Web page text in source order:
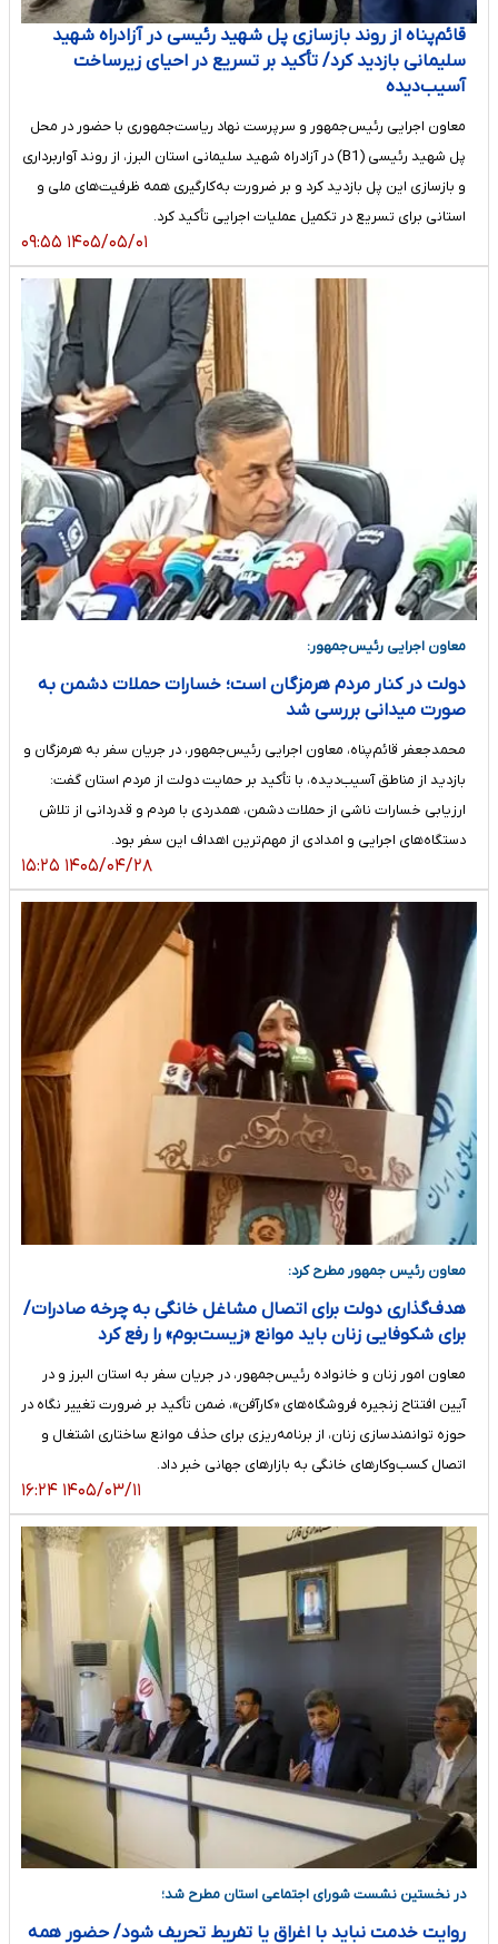
قائم‌پناه از روند بازسازی پل شهید رئیسی در آزادراه شهید
سلیمانی بازدید کرد/ تأکید بر تسریع در احیای زیرساخت
آسیب‌دیده
معاون اجرایی رئیس‌جمهور و سرپرست نهاد ریاست‌جمهوری با حضور در محل
پل شهید رئیسی (B1) در آزادراه شهید سلیمانی استان البرز، از روند آواربرداری
و بازسازی این پل بازدید کرد و بر ضرورت به‌کارگیری همه ظرفیت‌های ملی و
استانی برای تسریع در تکمیل عملیات اجرایی تأکید کرد.
۱۴۰۵/۰۵/۰۱ ۰۹:۵۵
معاون اجرایی رئیس‌جمهور:
دولت در کنار مردم هرمزگان است؛ خسارات حملات دشمن به
صورت میدانی بررسی شد
محمدجعفر قائم‌پناه، معاون اجرایی رئیس‌جمهور، در جریان سفر به هرمزگان و
بازدید از مناطق آسیب‌دیده، با تأکید بر حمایت دولت از مردم استان گفت:
ارزیابی خسارات ناشی از حملات دشمن، همدردی با مردم و قدردانی از تلاش
دستگاه‌های اجرایی و امدادی از مهم‌ترین اهداف این سفر بود.
۱۴۰۵/۰۴/۲۸ ۱۵:۲۵
معاون رئیس جمهور مطرح کرد:
هدف‌گذاری دولت برای اتصال مشاغل خانگی به چرخه صادرات/
برای شکوفایی زنان باید موانع «زیست‌بوم» را رفع کرد
معاون امور زنان و خانواده رئیس‌جمهور، در جریان سفر به استان البرز و در
آیین افتتاح زنجیره فروشگاه‌های «کارآفن»، ضمن تأکید بر ضرورت تغییر نگاه در
حوزه توانمندسازی زنان، از برنامه‌ریزی برای حذف موانع ساختاری اشتغال و
اتصال کسب‌وکارهای خانگی به بازارهای جهانی خبر داد.
۱۴۰۵/۰۳/۱۱ ۱۶:۲۴
در نخستین نشست شورای اجتماعی استان مطرح شد؛
روایت خدمت نباید با اغراق یا تفریط تحریف شود/ حضور همه